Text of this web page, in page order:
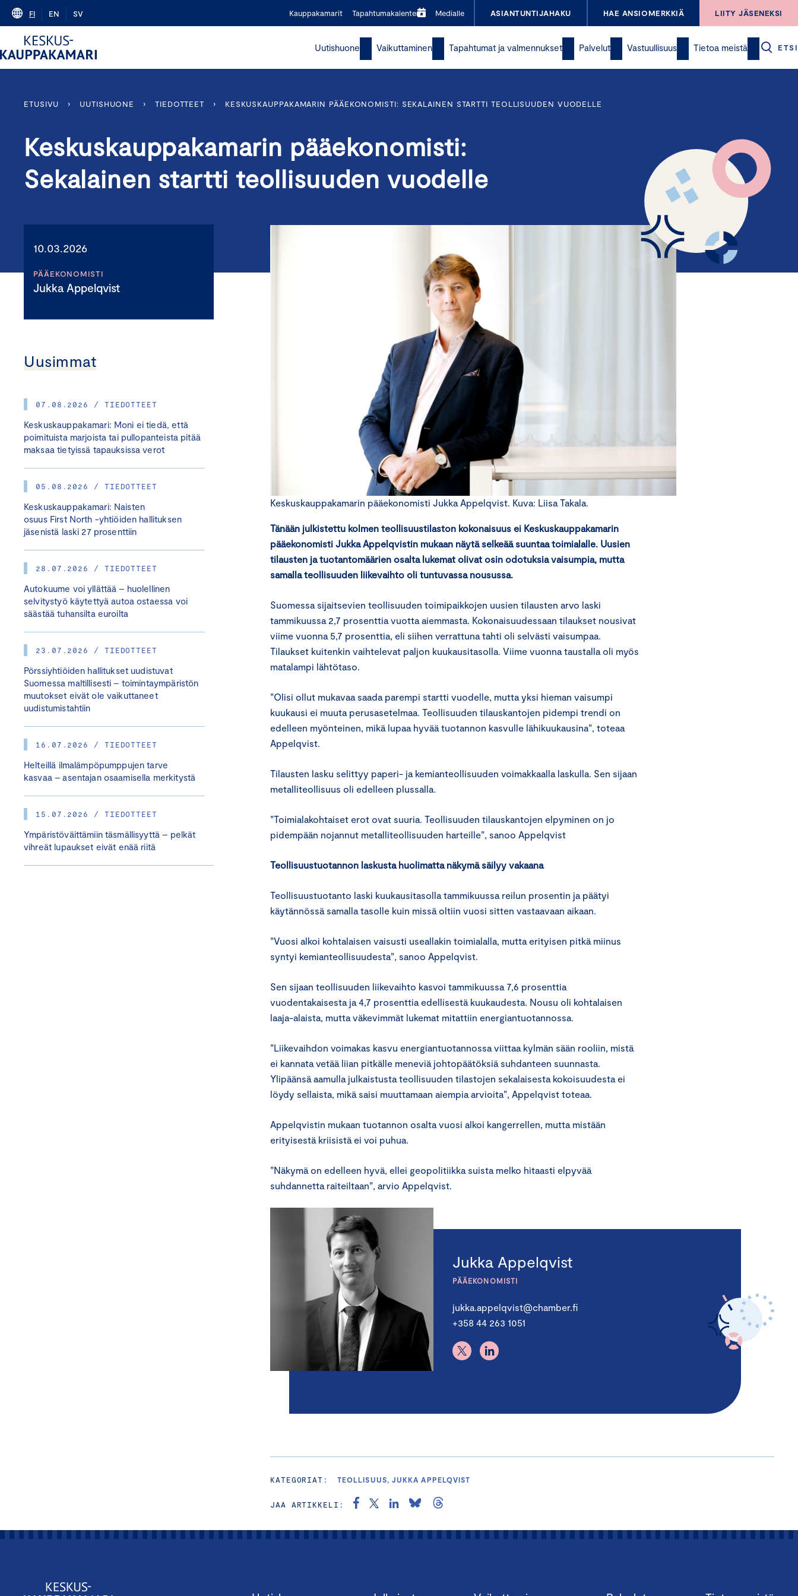
Skip
content
FI EN SV Kauppakamarit Tapahtumakalenteri Medialle ASIANTUNTIJAHAKU HAE ANSIOMERKKIÄ LIITY JÄSENEKSI
Uutishuone Vaikuttaminen Tapahtumat ja valmennukset Palvelut Vastuullisuus Tietoa meistä ETSI
ETUSIVU › UUTISHUONE › TIEDOTTEET › KESKUSKAUPPAKAMARIN PÄÄEKONOMISTI: SEKALAINEN STARTTI TEOLLISUUDEN VUODELLE
Keskuskauppakamarin pääekonomisti:
Sekalainen startti teollisuuden vuodelle
10.03.2026
PÄÄEKONOMISTI
Jukka Appelqvist
Uusimmat
07.08.2026 / TIEDOTTEET
Keskuskauppakamari: Moni ei tiedä, että
poimituista marjoista tai pullopanteista pitää
maksaa tietyissä tapauksissa verot
05.08.2026 / TIEDOTTEET
Keskuskauppakamari: Naisten
osuus First North -yhtiöiden hallituksen
jäsenistä laski 27 prosenttiin
28.07.2026 / TIEDOTTEET
Autokuume voi yllättää – huolellinen
selvitystyö käytettyä autoa ostaessa voi
säästää tuhansilta euroilta
23.07.2026 / TIEDOTTEET
Pörssiyhtiöiden hallitukset uudistuvat
Suomessa maltillisesti – toimintaympäristön
muutokset eivät ole vaikuttaneet
uudistumistahtiin
16.07.2026 / TIEDOTTEET
Helteillä ilmalämpöpumppujen tarve
kasvaa – asentajan osaamisella merkitystä
15.07.2026 / TIEDOTTEET
Ympäristöväittämiin täsmällisyyttä – pelkät
vihreät lupaukset eivät enää riitä
Keskuskauppakamarin pääekonomisti Jukka Appelqvist. Kuva: Liisa Takala.
Tänään julkistettu kolmen teollisuustilaston kokonaisuus ei Keskuskauppakamarin
pääekonomisti Jukka Appelqvistin mukaan näytä selkeää suuntaa toimialalle. Uusien
tilausten ja tuotantomäärien osalta lukemat olivat osin odotuksia vaisumpia, mutta
samalla teollisuuden liikevaihto oli tuntuvassa nousussa.
Suomessa sijaitsevien teollisuuden toimipaikkojen uusien tilausten arvo laski
tammikuussa 2,7 prosenttia vuotta aiemmasta. Kokonaisuudessaan tilaukset nousivat
viime vuonna 5,7 prosenttia, eli siihen verrattuna tahti oli selvästi vaisumpaa.
Tilaukset kuitenkin vaihtelevat paljon kuukausitasolla. Viime vuonna taustalla oli myös
matalampi lähtötaso.
”Olisi ollut mukavaa saada parempi startti vuodelle, mutta yksi hieman vaisumpi
kuukausi ei muuta perusasetelmaa. Teollisuuden tilauskantojen pidempi trendi on
edelleen myönteinen, mikä lupaa hyvää tuotannon kasvulle lähikuukausina”, toteaa
Appelqvist.
Tilausten lasku selittyy paperi- ja kemianteollisuuden voimakkaalla laskulla. Sen sijaan
metalliteollisuus oli edelleen plussalla.
”Toimialakohtaiset erot ovat suuria. Teollisuuden tilauskantojen elpyminen on jo
pidempään nojannut metalliteollisuuden harteille”, sanoo Appelqvist
Teollisuustuotannon laskusta huolimatta näkymä säilyy vakaana
Teollisuustuotanto laski kuukausitasolla tammikuussa reilun prosentin ja päätyi
käytännössä samalla tasolle kuin missä oltiin vuosi sitten vastaavaan aikaan.
”Vuosi alkoi kohtalaisen vaisusti useallakin toimialalla, mutta erityisen pitkä miinus
syntyi kemianteollisuudesta”, sanoo Appelqvist.
Sen sijaan teollisuuden liikevaihto kasvoi tammikuussa 7,6 prosenttia
vuodentakaisesta ja 4,7 prosenttia edellisestä kuukaudesta. Nousu oli kohtalaisen
laaja-alaista, mutta väkevimmät lukemat mitattiin energiantuotannossa.
”Liikevaihdon voimakas kasvu energiantuotannossa viittaa kylmän sään rooliin, mistä
ei kannata vetää liian pitkälle meneviä johtopäätöksiä suhdanteen suunnasta.
Ylipäänsä aamulla julkaistusta teollisuuden tilastojen sekalaisesta kokoisuudesta ei
löydy sellaista, mikä saisi muuttamaan aiempia arvioita”, Appelqvist toteaa.
Appelqvistin mukaan tuotannon osalta vuosi alkoi kangerrellen, mutta mistään
erityisestä kriisistä ei voi puhua.
”Näkymä on edelleen hyvä, ellei geopolitiikka suista melko hitaasti elpyvää
suhdannetta raiteiltaan”, arvio Appelqvist.
Jukka Appelqvist
PÄÄEKONOMISTI
jukka.appelqvist@chamber.fi
+358 44 263 1051
KATEGORIAT: TEOLLISUUS, JUKKA APPELQVIST
JAA ARTIKKELI: